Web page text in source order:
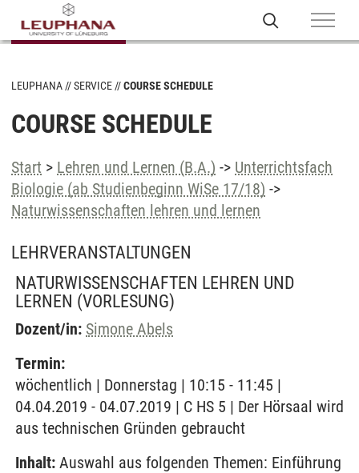
LEUPHANA SERVICE COURSE SCHEDULE
COURSE SCHEDULE
Start > Lehren und Lernen (B.A.) -> Unterrichtsfach
Biologie (ab Studienbeginn WiSe 17/18) ->
Naturwissenschaften lehren und lernen
LEHRVERANSTALTUNGEN
NATURWISSENSCHAFTEN LEHREN UND
LERNEN (VORLESUNG)
Dozent/in: Simone Abels
Termin:
wöchentlich | Donnerstag | 10:15 - 11:45 |
04.04.2019 - 04.07.2019 | C HS 5 | Der Hörsaal wird
aus technischen Gründen gebraucht
Inhalt: Auswahl aus folgenden Themen: Einführung